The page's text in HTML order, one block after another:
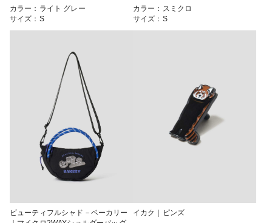
カラー：ライト グレー
サイズ：S
カラー：スミクロ
サイズ：S
ビューティフルシャド－ベーカリー
イカク｜ピンズ